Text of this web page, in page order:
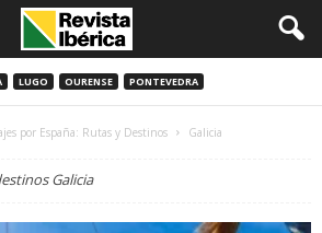
LUGO OURENSE PONTEVEDRA
por España: Rutas y Destinos Galicia
Galicia